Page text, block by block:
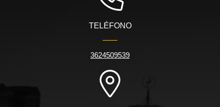
TELÉFONO
3624509539